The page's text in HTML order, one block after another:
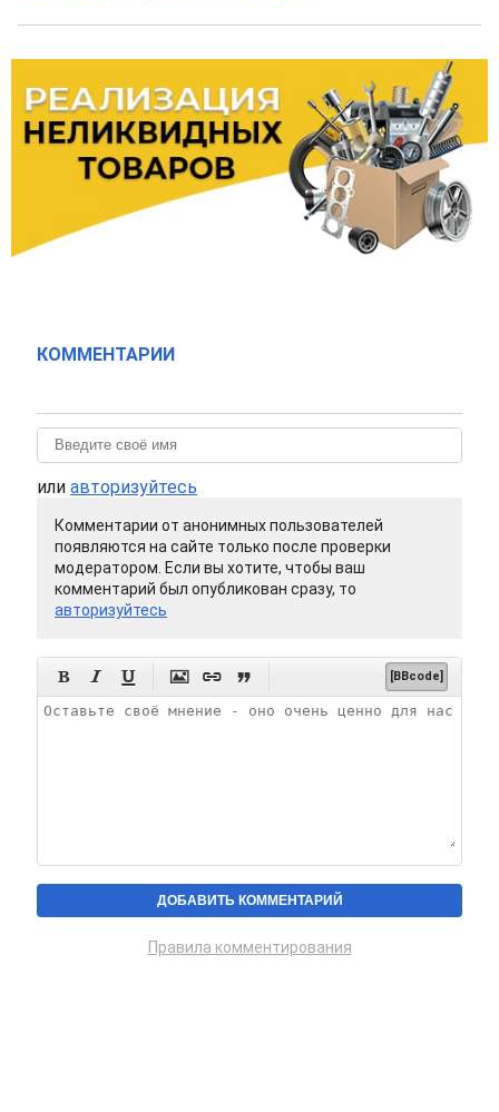
КОММЕНТАРИИ
или авторизуйтесь
Комментарии от анонимных пользователей
появляются на сайте только после проверки
модератором. Если вы хотите, чтобы ваш
комментарий был опубликован сразу, то
авторизуйтесь
      [BBcode]
Правила комментирования